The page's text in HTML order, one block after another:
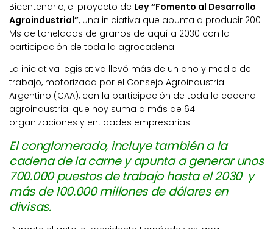
Bicentenario, el proyecto de Ley “Fomento al Desarrollo
Agroindustrial”, una iniciativa que apunta a producir 200
Ms de toneladas de granos de aquí a 2030 con la
participación de toda la agrocadena.
La iniciativa legislativa llevó más de un año y medio de
trabajo, motorizada por el Consejo Agroindustrial
Argentino (CAA), con la participación de toda la cadena
agroindustrial que hoy suma a más de 64
organizaciones y entidades empresarias.
El conglomerado, incluye también a la
cadena de la carne y apunta a generar unos
700.000 puestos de trabajo hasta el 2030 y
más de 100.000 millones de dólares en
divisas.